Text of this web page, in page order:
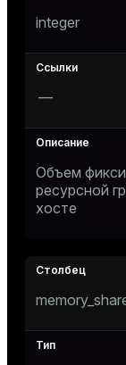
integer
—
Объем
ресурсной
хосте